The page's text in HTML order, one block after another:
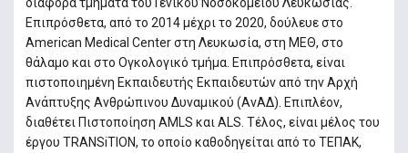
Επιπρόσθετα, από το 2014 μέχρι το 2020, δούλευε στο
American Medical Center στη Λευκωσία, στη ΜΕΘ, στο
θάλαμο και στο Ογκολογικό τμήμα. Επιπρόσθετα, είναι
πιστοποιημένη Εκπαιδευτής Εκπαιδευτών από την Αρχή
Ανάπτυξης Ανθρώπινου Δυναμικού (ΑνΑΔ). Επιπλέον,
διαθέτει Πιστοποίηση AMLS και ALS. Τέλος, είναι μέλος του
έργου TRANSiTION, το οποίο καθοδηγείται από το ΤΕΠΑΚ,